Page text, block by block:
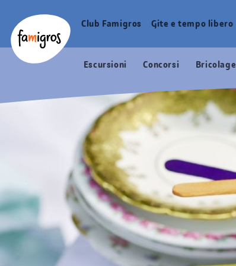
segnalibri
Logo
Navigazione
Club Famigros Gite e tempo libero
Escursioni Concorsi Bricolage